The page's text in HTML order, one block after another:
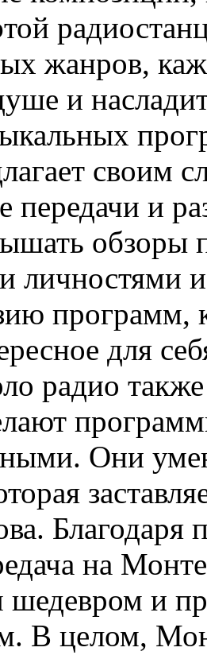
жанров,
и
своим
передачи и
обзоры
личностями
программ,
для
радио
Они
на
и
В целом,